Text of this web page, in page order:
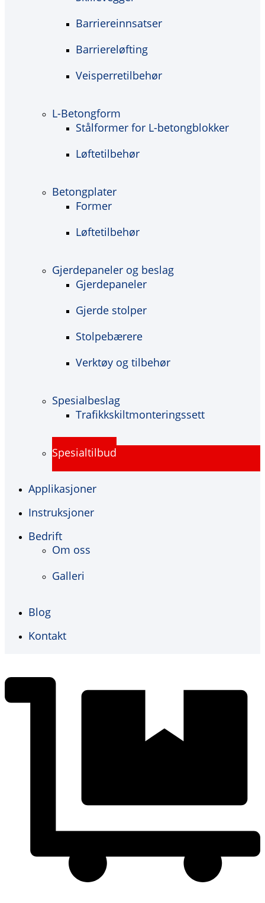
Barriereinnsatser
Barriereløfting
Veisperretilbehør
L-Betongform
Stålformer for L-betongblokker
Løftetilbehør
Betongplater
Former
Løftetilbehør
Gjerdepaneler og beslag
Gjerdepaneler
Gjerde stolper
Stolpebærere
Verktøy og tilbehør
Spesialbeslag
Trafikkskiltmonteringssett
Spesialtilbud
Applikasjoner
Instruksjoner
Bedrift
Om oss
Galleri
Blog
Kontakt